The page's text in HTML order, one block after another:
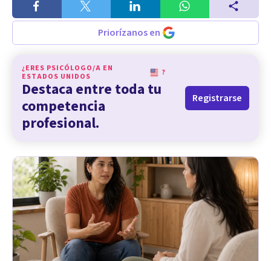
Priorízanos en
¿ERES PSICÓLOGO/A EN
ESTADOS UNIDOS
?
Destaca entre toda tu
competencia
profesional.
Registrarse